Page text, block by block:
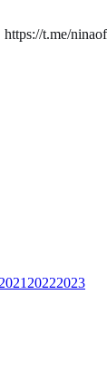
t.me/
20222023